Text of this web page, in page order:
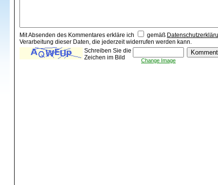
Mit Absenden des Kommentares erkläre ich gemäß
Verarbeitung dieser Daten, die jederzeit widerrufen werden kann.
Schreiben Sie die
Zeichen im Bild
Change Image